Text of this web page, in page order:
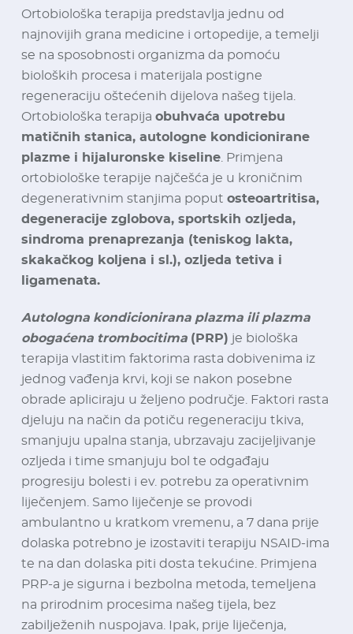
Ortobiološka terapija predstavlja jednu od
najnovijih grana medicine i ortopedije, a temelji
se na sposobnosti organizma da pomoću
bioloških procesa i materijala postigne
regeneraciju oštećenih dijelova našeg tijela.
Ortobiološka terapija obuhvaća upotrebu
matičnih stanica, autologne kondicionirane
plazme i hijaluronske kiseline. Primjena
ortobiološke terapije najčešća je u kroničnim
degenerativnim stanjima poput osteoartritisa,
degeneracije zglobova, sportskih ozljeda,
sindroma prenaprezanja (teniskog lakta,
skakačkog koljena i sl.), ozljeda tetiva i
ligamenata.
Autologna kondicionirana plazma ili plazma
obogaćena trombocitima (PRP) je biološka
terapija vlastitim faktorima rasta dobivenima iz
jednog vađenja krvi, koji se nakon posebne
obrade apliciraju u željeno područje. Faktori rasta
djeluju na način da potiču regeneraciju tkiva,
smanjuju upalna stanja, ubrzavaju zacijeljivanje
ozljeda i time smanjuju bol te odgađaju
progresiju bolesti i ev. potrebu za operativnim
liječenjem. Samo liječenje se provodi
ambulantno u kratkom vremenu, a 7 dana prije
dolaska potrebno je izostaviti terapiju NSAID-ima
te na dan dolaska piti dosta tekućine. Primjena
PRP-a je sigurna i bezbolna metoda, temeljena
na prirodnim procesima našeg tijela, bez
zabilježenih nuspojava. Ipak, prije liječenja,